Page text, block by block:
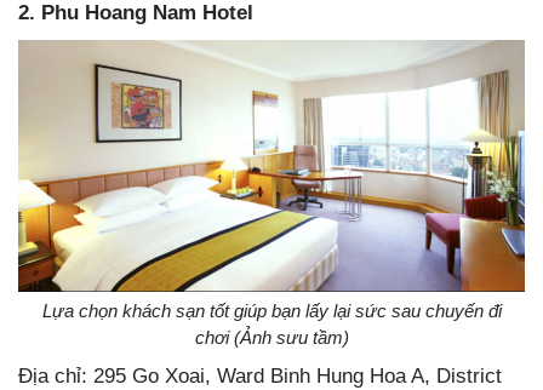
2. Phu Hoang Nam Hotel
Lựa chọn khách sạn tốt giúp bạn lấy lại sức sau chuyến đi
chơi (Ảnh sưu tầm)
Địa chỉ: 295 Go Xoai, Ward Binh Hung Hoa A, District